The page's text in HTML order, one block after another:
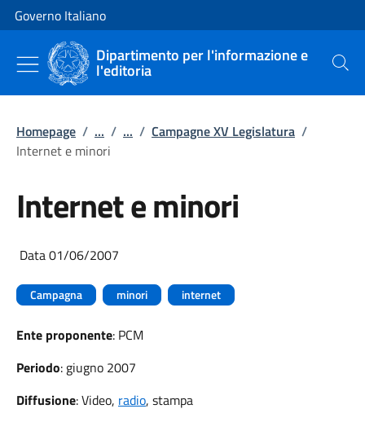
Vai al contenuto
Vai alla navigazione del sito
Governo Italiano
Dipartimento per l'informazione e
l'editoria Cerca
Homepage / ... / ... / Campagne XV Legislatura /
Internet e minori
Internet e minori
Data 01/06/2007
Campagna minori internet
Ente proponente: PCM
Periodo: giugno 2007
Diffusione: Video, radio, stampa